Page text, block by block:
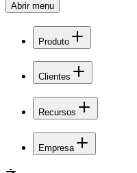
Abrir menu
Produto
Clientes
Recursos
Empresa